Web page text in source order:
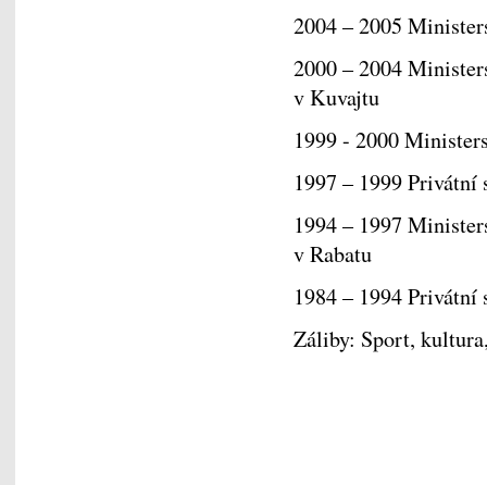
2004 – 2005
2000 – 2004
v Kuvajtu
1999 - 2000
1997 – 1999 Privátní
1994 – 1997
v Rabatu
1984 – 1994 Privátní
Záliby: Sport,